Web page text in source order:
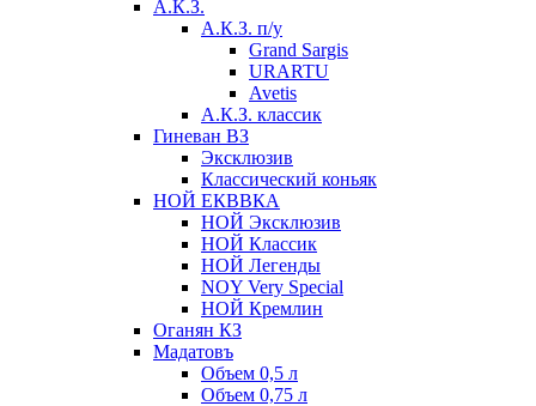
А.К.З.
А.К.З. п/у
Grand Sargis
URARTU
Avetis
А.К.З. классик
Гиневан ВЗ
Эксклюзив
Классический коньяк
НОЙ ЕКВВКА
НОЙ Эксклюзив
НОЙ Классик
НОЙ Легенды
NOY Very Speсial
НОЙ Кремлин
Оганян КЗ
Мадатовъ
Объем 0,5 л
Объем 0,75 л